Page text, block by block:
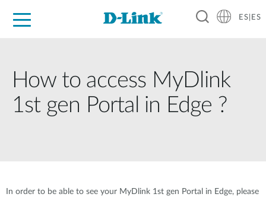
ES|ES
How to access MyDlink
1st gen Portal in Edge ?
In order to be able to see your MyDlink 1st gen Portal in Edge, please